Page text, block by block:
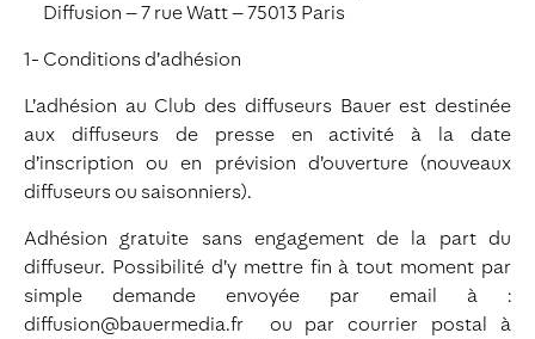
Diffusion – 7 rue Watt – 75013 Paris
1- Conditions d’adhésion
L’adhésion au Club des diffuseurs Bauer est destinée
aux diffuseurs de presse en activité à la date
d’inscription ou en prévision d’ouverture (nouveaux
diffuseurs ou saisonniers).
Adhésion gratuite sans engagement de la part du
diffuseur. Possibilité d’y mettre fin à tout moment par
simple demande envoyée par email à :
diffusion@bauermedia.fr ou par courrier postal à